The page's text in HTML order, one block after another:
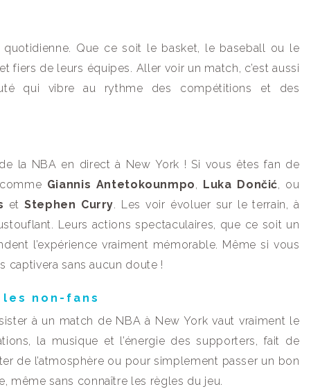
Que ce soit le basket, le baseball ou le
fiers de leurs équipes. Aller voir un match, c’est aussi
qui vibre au rythme des compétitions et des
la NBA en direct à New York ! Si vous êtes fan de
Giannis Antetokounmpo, Luka Dončić, ou
etStephen Curry. Les voir évoluer sur le terrain, à
Leurs actions spectaculaires, que ce soit un
l’expérience vraiment mémorable. Même si vous
captivera sans aucun doute !
non-fans
à un match de NBA à New York vaut vraiment le
la musique et l’énergie des supporters, fait de
de l’atmosphère ou pour simplement passer un bon
même sans connaître les règles du jeu.